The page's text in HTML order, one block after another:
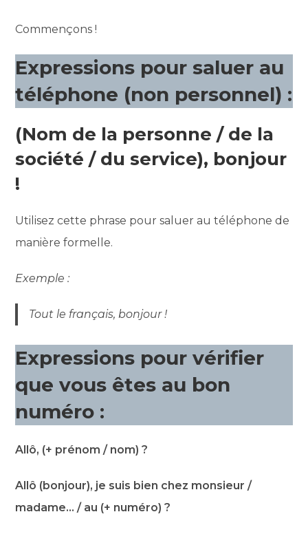
Commençons !
Expressions pour saluer au
téléphone (non personnel) :
(Nom de la personne / de la
société / du service), bonjour
!
Utilisez cette phrase pour saluer au téléphone de
manière formelle.
Exemple :
Tout le français, bonjour !
Expressions pour vérifier
que vous êtes au bon
numéro :
Allô, (+ prénom / nom) ?
Allô (bonjour), je suis bien chez monsieur /
madame… / au (+ numéro) ?